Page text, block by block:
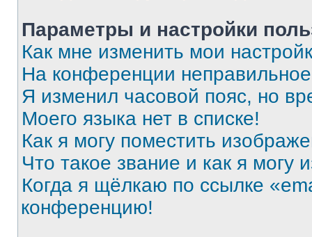
Параметры и настройки
Как мне изменить мои
На конференции
Я изменил часовой пояс, но
Моего языка нет в списке!
Как я могу поместить
Что такое звание и как я могу
Когда я щёлкаю по ссылке
конференцию!